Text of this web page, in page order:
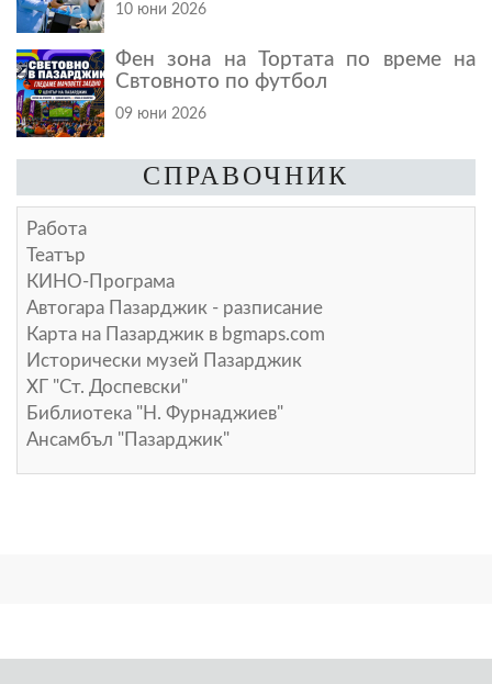
10 юни 2026
Фен зона на Тортата по време на
Свтовното по футбол
09 юни 2026
СПРАВОЧНИК
Работа
Театър
КИНО-Програма
Автогара Пазарджик - разписание
Карта на Пазарджик в bgmaps.com
Исторически музей Пазарджик
ХГ "Ст. Доспевски"
Библиотека "Н. Фурнаджиев"
Ансамбъл "Пазарджик"